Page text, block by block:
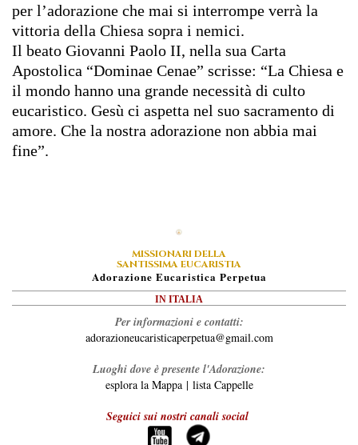
per l’adorazione che mai si interrompe verrà la
vittoria della Chiesa sopra i nemici.
Il beato Giovanni Paolo II, nella sua Carta
Apostolica “Dominae Cenae” scrisse: “La Chiesa e
il mondo hanno una grande necessità di culto
eucaristico. Gesù ci aspetta nel suo sacramento di
amore. Che la nostra adorazione non abbia mai
fine”.
MISSIONARI DELLA
SANTISSIMA EUCARISTIA
ADorazione EUcaristica PErpetua
IN ITALIA
Per informazioni e contatti:
adorazioneucaristicaperpetua@gmail.com
Luoghi dove è presente l'Adorazione:
esplora la Mappa| lista Cappelle
Seguici sui nostri canali social